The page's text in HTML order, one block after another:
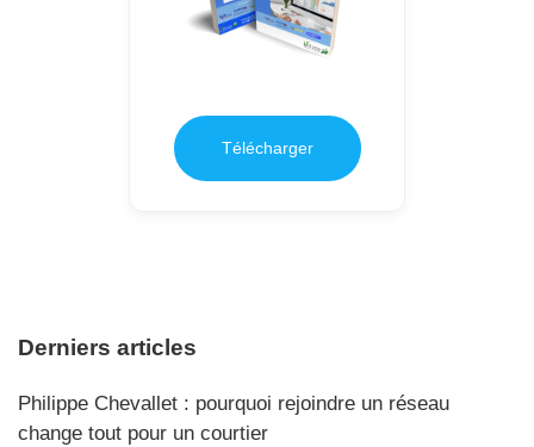
Télécharger
Derniers articles
Philippe Chevallet : pourquoi rejoindre un réseau
change tout pour un courtier